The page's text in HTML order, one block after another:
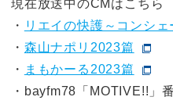
現在放送中のCMはこちら
・ リエイの快護～コンシェ
・ 森山ナポリ2023篇
・ まもかーる2023篇
・bayfm78「MOTIVE!!」